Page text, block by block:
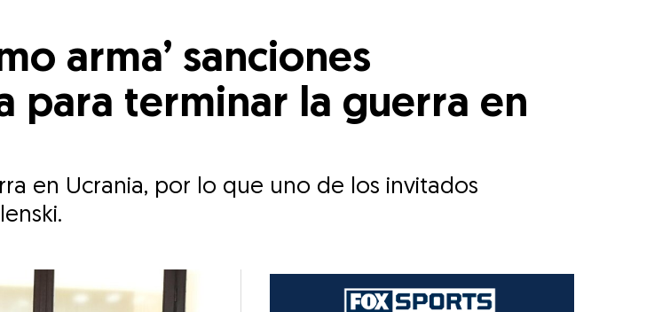
arma’ sanciones
para terminar la guerra en
en Ucrania, por lo que uno de los invitados